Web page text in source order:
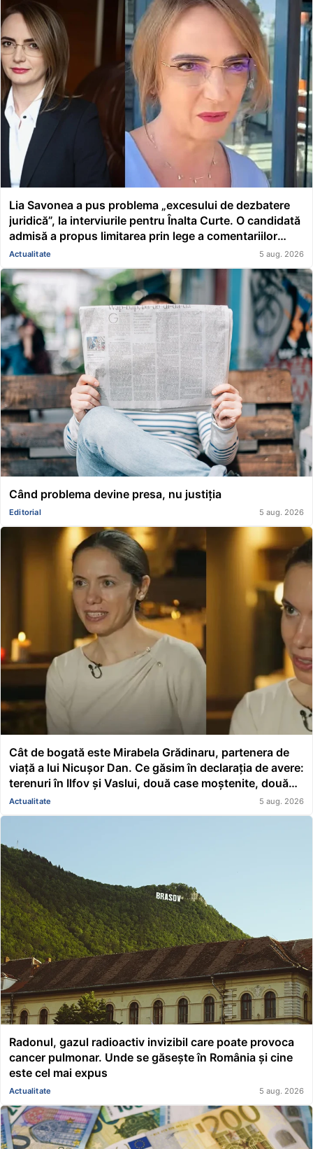
Lia Savonea a pus problema „excesului de dezbatere
juridică”, la interviurile pentru Înalta Curte. O candidată
admisă a propus limitarea prin lege a comentariilor
presei și societății civile în privința deciziilor instanțelor
Actualitate 5 aug. 2026
Când problema devine presa, nu justiția
Editorial 5 aug. 2026
Cât de bogată este Mirabela Grădinaru, partenera de
viață a lui Nicușor Dan. Ce găsim în declarația de avere:
terenuri în Ilfov și Vaslui, două case moștenite, două
mașini, acțiuni Renault și un împrumut de peste
116.000 de lei acordat unei asociații
Actualitate 5 aug. 2026
Radonul, gazul radioactiv invizibil care poate provoca
cancer pulmonar. Unde se găsește în România și cine
este cel mai expus
Actualitate 5 aug. 2026